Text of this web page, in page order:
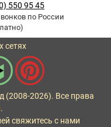
550 95 45
по России
сетях
(2008-2026). Все права
свяжитесь с нами